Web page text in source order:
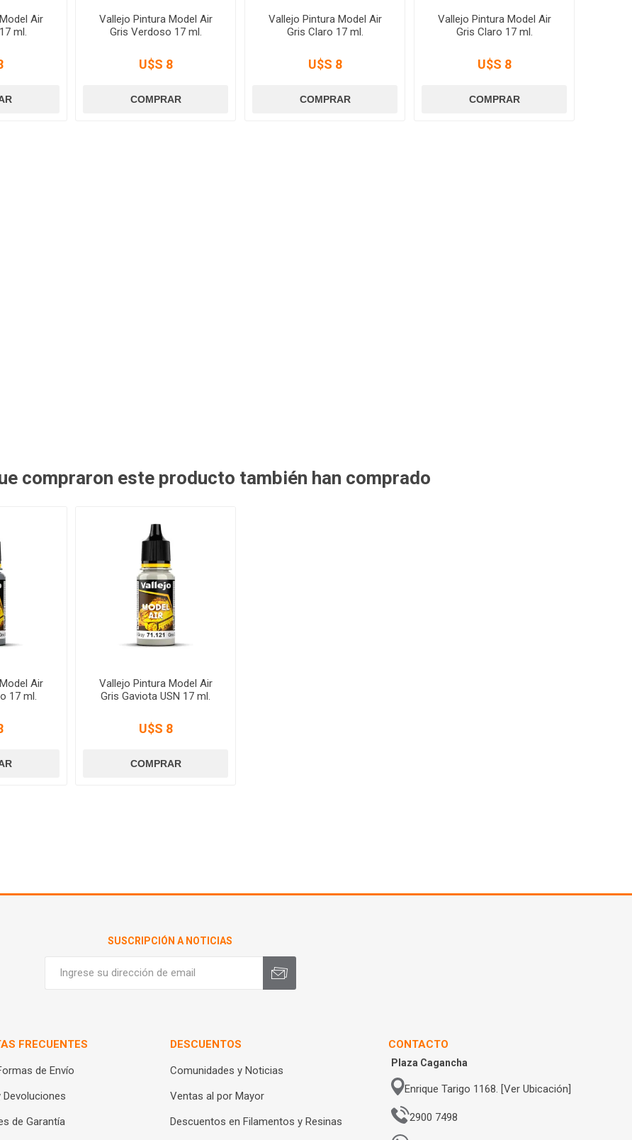
Air
ml.
Vallejo Pintura Model Air
Gris Verdoso 17 ml.
U$S 8
Vallejo Pintura Model Air
Gris Claro 17 ml.
U$S 8
Vallejo Pintura Model Air
Gris Claro 17 ml.
U$S 8
compraron este producto también han comprado
Air
17 ml.
Vallejo Pintura Model Air
Gris Gaviota USN 17 ml.
U$S 8
SUSCRIPCIÓN A NOTICIAS
FRECUENTES
de Envío
de Garantía
DESCUENTOS
Comunidades y Noticias
Ventas al por Mayor
Descuentos en Filamentos y Resinas
CONTACTO
Plaza Cagancha
Enrique Tarigo 1168. [Ver Ubicación]
2900 7498